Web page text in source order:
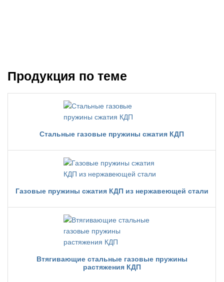
Продукция по теме
Стальные газовые пружины сжатия КДП
Газовые пружины сжатия КДП из нержавеющей стали
Втягивающие стальные газовые пружины
растяжения КДП